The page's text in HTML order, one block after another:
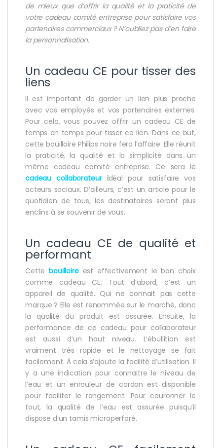
de mieux que d’offrir la qualité et la praticité de
votre cadeau comité entreprise pour satisfaire vos
partenaires commerciaux ? N’oubliez pas d’en faire
la personnalisation.
Un cadeau CE pour tisser des
liens
Il est important de garder un lien plus proche
avec vos employés et vos partenaires externes.
Pour cela, vous pouvez offrir un cadeau CE de
temps en temps pour tisser ce lien. Dans ce but,
cette bouilloire Philips noire fera l’affaire. Elle réunit
la praticité, la qualité et la simplicité dans un
même cadeau comité entreprise. Ce sera le
cadeau collaborateuridéal pour satisfaire vos
acteurs sociaux. D’ailleurs, c’est un article pour le
quotidien de tous, les destinataires seront plus
enclins à se souvenir de vous.
Un cadeau CE de qualité et
performant
Cettebouilloire est effectivement le bon choix
comme cadeau CE. Tout d’abord, c’est un
appareil de qualité. Qui ne connait pas cette
marque ? Elle est renommée sur le marché, donc
la qualité du produit est assurée. Ensuite, la
performance de ce cadeau pour collaborateur
est aussi d’un haut niveau. L’ébullition est
vraiment très rapide et le nettoyage se fait
facilement. À cela s’ajoute la facilité d’utilisation. Il
y a une indication pour connaitre le niveau de
l’eau et un enrouleur de cordon est disponible
pour faciliter le rangement. Pour couronner le
tout, la qualité de l’eau est assurée puisqu’il
dispose d’un tamis microperforé.